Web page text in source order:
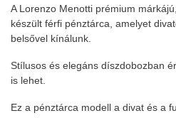
A Lorenzo Menotti prémium
készült férfi pénztárca, amelyet
belsővel kínálunk.
Stílusos és elegáns díszdobozban
is lehet.
Ez a pénztárca modell a divat és a